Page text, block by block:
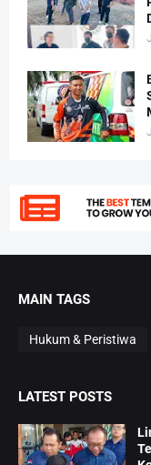
MAIN TAGS
Hukum & Peristiwa
LATEST POSTS